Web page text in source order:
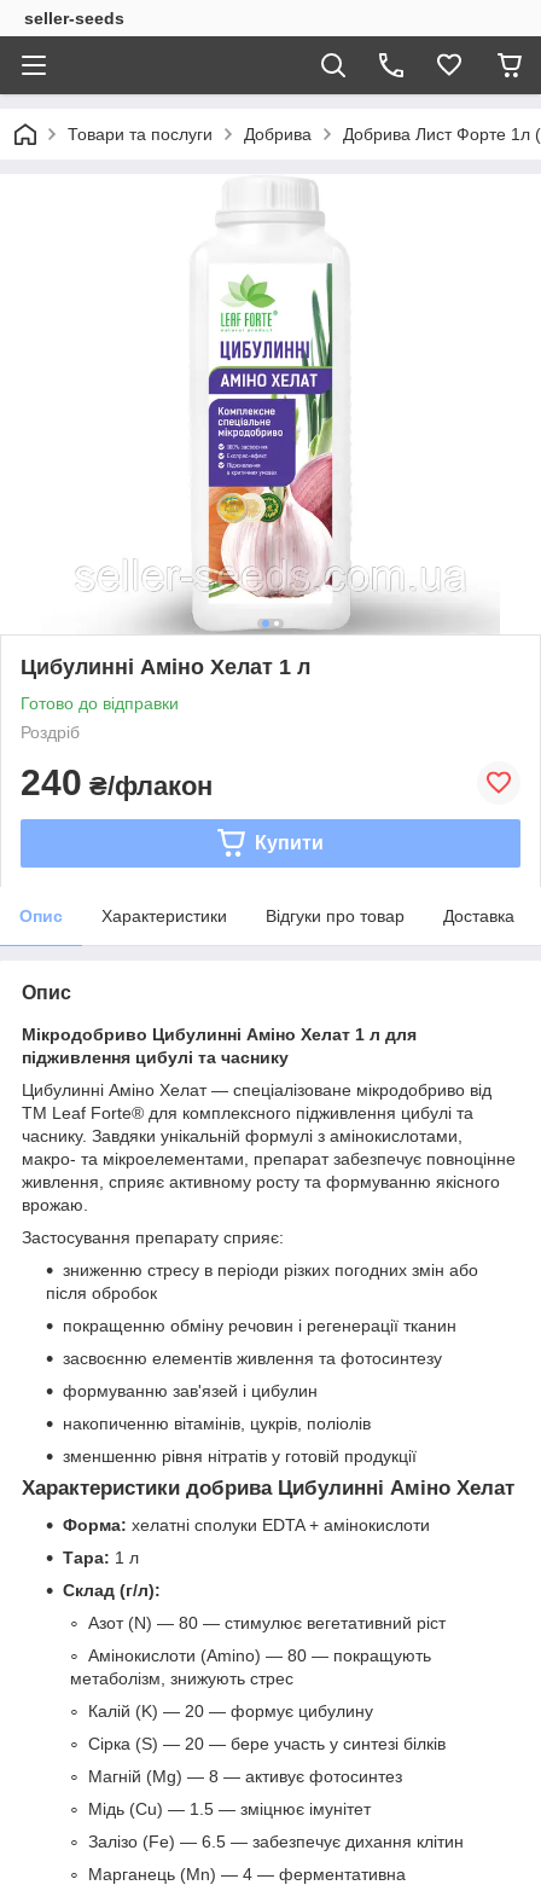
seller-seeds
Товари та послуги Добрива Добрива Лист Форте 1л
Цибулиннi Аміно Хелат 1 л
Готово до відправки
Роздріб
240 ₴/флакон
Купити
Опис Характеристики Відгуки про товар Доставка
Опис
Мiкродобриво Цибулиннi Аміно Хелат 1 л для
підживлення цибулі та часнику
Цибулиннi Аміно Хелат — спеціалізоване мікродобриво від
ТМ Leaf Forte® для комплексного підживлення цибулі та
часнику. Завдяки унікальній формулі з амінокислотами,
макро- та мікроелементами, препарат забезпечує повноцінне
живлення, сприяє активному росту та формуванню якісного
врожаю.
Застосування препарату сприяє:
зниженню стресу в періоди різких погодних змін або
після обробок
покращенню обміну речовин і регенерації тканин
засвоєнню елементів живлення та фотосинтезу
формуванню зав'язей і цибулин
накопиченню вітамінів, цукрів, поліолів
зменшенню рівня нітратів у готовій продукції
Характеристики добрива Цибулиннi Аміно Хелат
Форма: хелатні сполуки EDTA + амінокислоти
Тара: 1 л
Склад (г/л):
Азот (N) — 80 — стимулює вегетативний ріст
Амінокислоти (Amino) — 80 — покращують
метаболізм, знижують стрес
Калій (K) — 20 — формує цибулину
Сірка (S) — 20 — бере участь у синтезі білків
Магній (Mg) — 8 — активує фотосинтез
Мідь (Cu) — 1.5 — зміцнює імунітет
Залізо (Fe) — 6.5 — забезпечує дихання клітин
Марганець (Mn) — 4 — ферментативна